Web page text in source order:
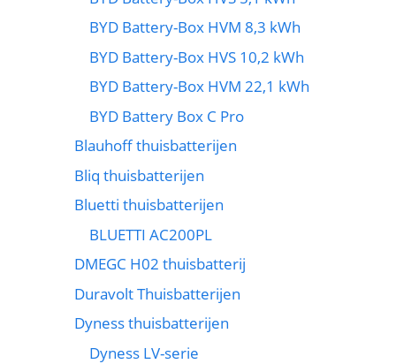
BYD Battery-Box HVM 8,3 kWh
BYD Battery-Box HVS 10,2 kWh
BYD Battery-Box HVM 22,1 kWh
BYD Battery Box C Pro
Blauhoff thuisbatterijen
Bliq thuisbatterijen
Bluetti thuisbatterijen
BLUETTI AC200PL
DMEGC H02 thuisbatterij
Duravolt Thuisbatterijen
Dyness thuisbatterijen
Dyness LV-serie